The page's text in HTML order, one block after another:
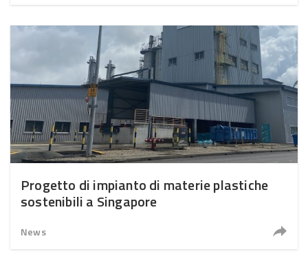
Progetto di impianto di materie plastiche
sostenibili a Singapore
News